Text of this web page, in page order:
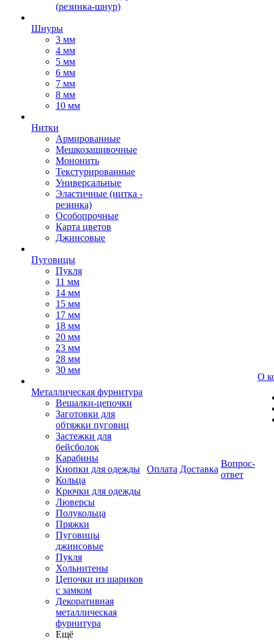
(резинка-шнур)
Шнуры
3 мм
4 мм
5 мм
6 мм
7 мм
8 мм
10 мм
Нитки
Армированные
Мешкозашивочные
Мононить
Текстурированные
Универсальные
Эластичные (нитка -
резинка)
Особопрочные
Карта цветов
Джинсовые
Пуговицы
Пукля
11 мм
14 мм
15 мм
17 мм
18 мм
20 мм
23 мм
28 мм
30 мм
Металлическая фурнитура
Вешалки-цепочки
Заготовки для
обтяжки пуговиц
Застежки для
бейсболок
Карабины
Кнопки для одежды
Кольца
Крючки для одежды
Люверсы
Полукольца
Пряжки
Пуговицы
джинсовые
Пукля
Хольнитены
Цепочки из шариков
с замком
Декоративная
металлическая
фурнитура
Ещё
Оплата Доставка
Вопрос-
ответ
О